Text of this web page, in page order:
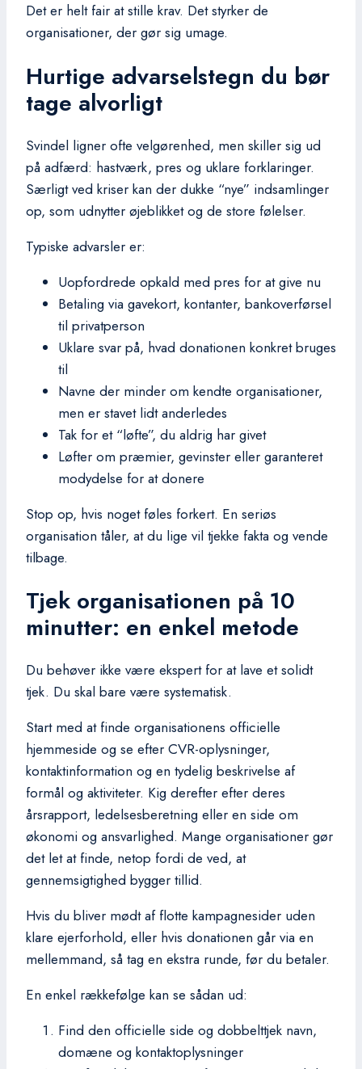
Det er helt fair at stille krav. Det styrker de
organisationer, der gør sig umage.
Hurtige advarselstegn du bør
tage alvorligt
Svindel ligner ofte velgørenhed, men skiller sig ud
på adfærd: hastværk, pres og uklare forklaringer.
Særligt ved kriser kan der dukke “nye” indsamlinger
op, som udnytter øjeblikket og de store følelser.
Typiske advarsler er:
Uopfordrede opkald med pres for at give nu
Betaling via gavekort, kontanter, bankoverførsel
til privatperson
Uklare svar på, hvad donationen konkret bruges
til
Navne der minder om kendte organisationer,
men er stavet lidt anderledes
Tak for et “løfte”, du aldrig har givet
Løfter om præmier, gevinster eller garanteret
modydelse for at donere
Stop op, hvis noget føles forkert. En seriøs
organisation tåler, at du lige vil tjekke fakta og vende
tilbage.
Tjek organisationen på 10
minutter: en enkel metode
Du behøver ikke være ekspert for at lave et solidt
tjek. Du skal bare være systematisk.
Start med at finde organisationens officielle
hjemmeside og se efter CVR-oplysninger,
kontaktinformation og en tydelig beskrivelse af
formål og aktiviteter. Kig derefter efter deres
årsrapport, ledelsesberetning eller en side om
økonomi og ansvarlighed. Mange organisationer gør
det let at finde, netop fordi de ved, at
gennemsigtighed bygger tillid.
Hvis du bliver mødt af flotte kampagnesider uden
klare ejerforhold, eller hvis donationen går via en
mellemmand, så tag en ekstra runde, før du betaler.
En enkel rækkefølge kan se sådan ud:
Find den officielle side og dobbelttjek navn,
domæne og kontaktoplysninger